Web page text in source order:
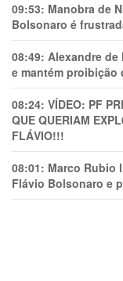
09:53: Manobra de
Bolsonaro é
08:49: Alexandre de
e mantém
08:24: VÍDEO: PF
QUE QUERIAM
FLÁVIO!!!
08:01: Marco Rubio
Flávio Bolsonaro e